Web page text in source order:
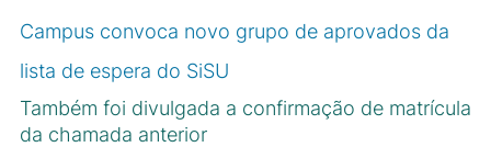
Campus convoca novo grupo de aprovados da
lista de espera do SiSU
Também foi divulgada a confirmação de matrícula
da chamada anterior